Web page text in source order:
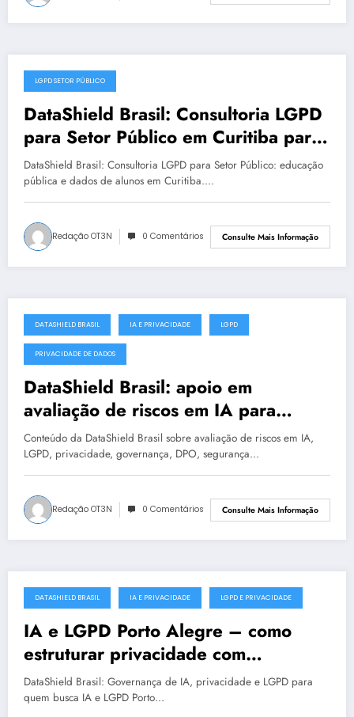
julho 19, 2025
LGPD SETOR PÚBLICO
DataShield Brasil: Consultoria LGPD
para Setor Público em Curitiba para
LGPD no setor público | Série
DataShield 127
DataShield Brasil: Consultoria LGPD para Setor Público: educação
pública e dados de alunos em Curitiba.…
Redação OT3N 0 Comentários Consulte Mais Informação
julho 18, 2025
DATASHIELD BRASIL IA E PRIVACIDADE LGPD
PRIVACIDADE DE DADOS
DataShield Brasil: apoio em
avaliação de riscos em IA para
organizações em Natal #0018
Conteúdo da DataShield Brasil sobre avaliação de riscos em IA,
LGPD, privacidade, governança, DPO, segurança…
Redação OT3N 0 Comentários Consulte Mais Informação
julho 18, 2025
DATASHIELD BRASIL IA E PRIVACIDADE LGPD E PRIVACIDADE
IA e LGPD Porto Alegre – como
estruturar privacidade com
segurança
DataShield Brasil: Governança de IA, privacidade e LGPD para
quem busca IA e LGPD Porto…